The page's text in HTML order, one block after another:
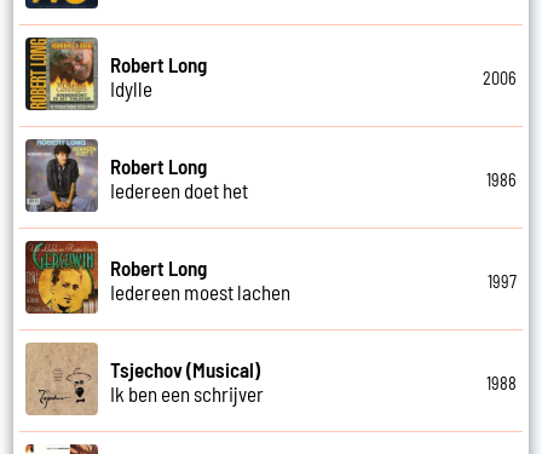
Robert Long
Idylle
2006
Robert Long
Iedereen doet het
1986
Robert Long
Iedereen moest lachen
1997
Tsjechov (Musical)
Ik ben een schrijver
1988